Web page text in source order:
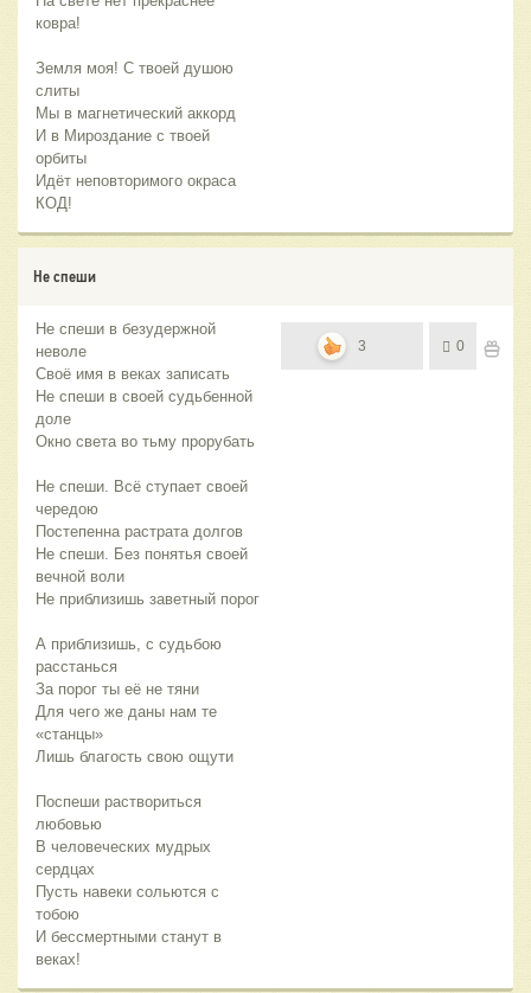
ковра!
Земля моя! С твоей душою
слиты
Мы в магнетический аккорд
И в Мироздание с твоей
орбиты
Идёт неповторимого окраса
КОД!
Не спеши
Не спеши в безудержной
неволе
Своё имя в веках записать
Не спеши в своей судьбенной
доле
Окно света во тьму прорубать
Не спеши. Всё ступает своей
чередою
Постепенна растрата долгов
Не спеши. Без понятья своей
вечной воли
Не приблизишь заветный порог
А приблизишь, с судьбою
расстанься
За порог ты её не тяни
Для чего же даны нам те
«станцы»
Лишь благость свою ощути
Поспеши раствориться
любовью
В человеческих мудрых
сердцах
Пусть навеки сольются с
тобою
И бессмертными станут в
веках!
3 0